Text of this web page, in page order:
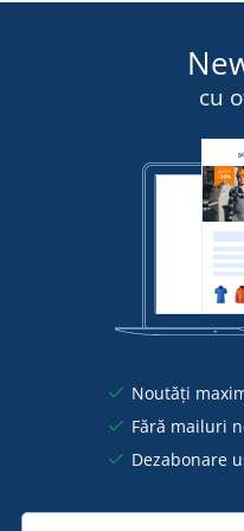
cu
Noutăți
Fără mailuri
Dezabonare